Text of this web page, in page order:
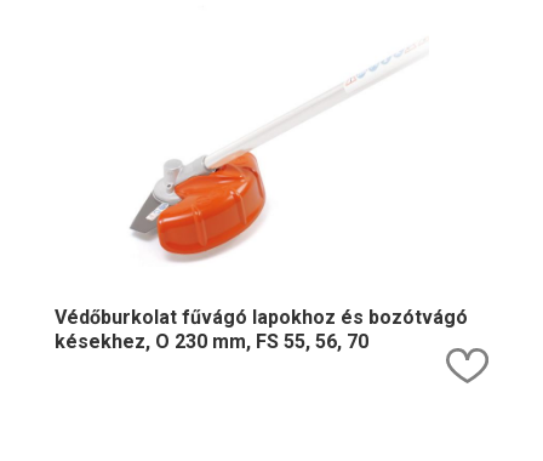
Védőburkolat fűvágó lapokhoz és bozótvágó
késekhez, O 230 mm, FS 55, 56, 70